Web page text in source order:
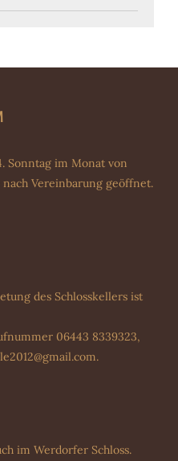
Sonntag im Monat von
Vereinbarung geöffnet.
des Schlosskellers ist
06443 8339323,
.
im Werdorfer Schloss.